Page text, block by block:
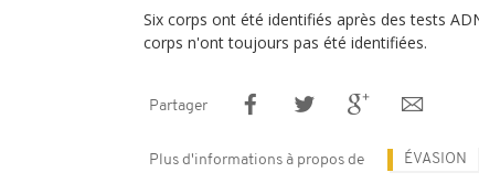
Six corps ont été identifiés après des tests
corps n'ont toujours pas été identifiées.
Partager
Plus d'informations à propos de ÉVASION